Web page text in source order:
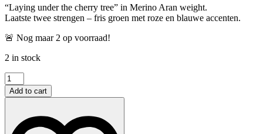
was:
€ 22.00.
is:
€ 15.00.
“Laying under the cherry tree” in Merino Aran weight.
Laatste twee strengen – fris groen met roze en blauwe accenten.
🚨 Nog maar 2 op voorraad!
2 in stock
Laying
under
the
Add to cart